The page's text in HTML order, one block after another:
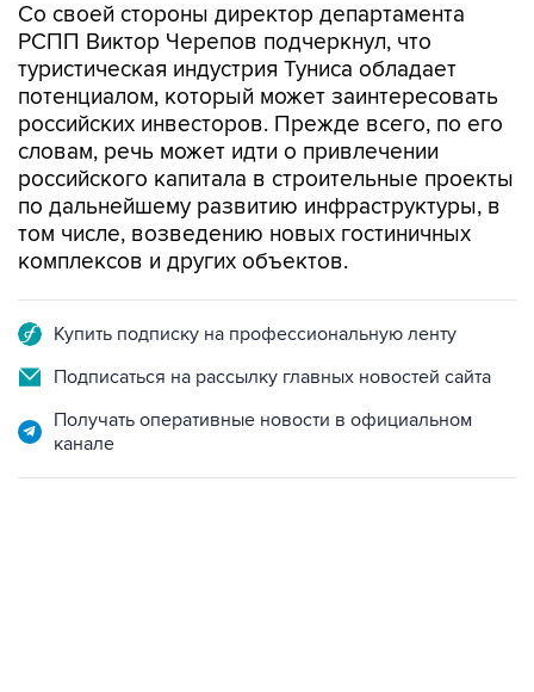
Со своей стороны директор департамента
РСПП Виктор Черепов подчеркнул, что
туристическая индустрия Туниса обладает
потенциалом, который может заинтересовать
российских инвесторов. Прежде всего, по его
словам, речь может идти о привлечении
российского капитала в строительные проекты
по дальнейшему развитию инфраструктуры, в
том числе, возведению новых гостиничных
комплексов и других объектов.
Купить подписку на профессиональную ленту
Подписаться на рассылку главных новостей сайта
Получать оперативные новости в официальном
канале